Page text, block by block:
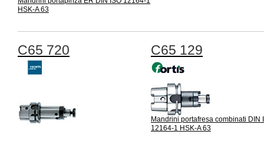
HSK-A 63
C65 720 C65 129
Mandrini portafresa combinati DIN
12164-1 HSK-A 63